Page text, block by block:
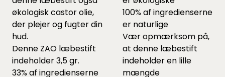
økologisk castor olie,
der plejer og fugter din
hud.
Denne ZAO læbestift
indeholder 3,5 gr.
33% af ingredienserne
100% af ingredienserne
er naturlige
Vær opmærksom på,
at denne læbestift
indeholder en lille
mængde